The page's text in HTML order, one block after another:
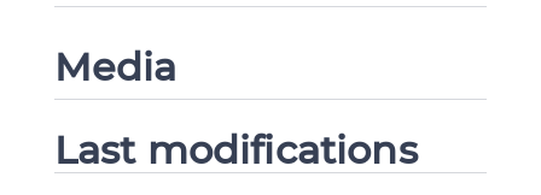
Media
Last modifications